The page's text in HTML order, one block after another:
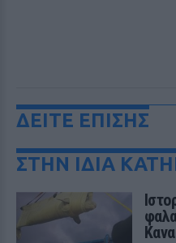
ΔΕΙΤΕ ΕΠΙΣΗΣ
ΣΤΗΝ ΙΔΙΑ